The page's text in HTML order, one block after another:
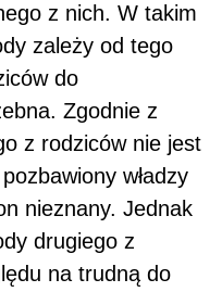
z nich. W takim
zależy od tego
do
Zgodnie z
z rodziców nie jest
władzy
nieznany. Jednak
drugiego z
na trudną do